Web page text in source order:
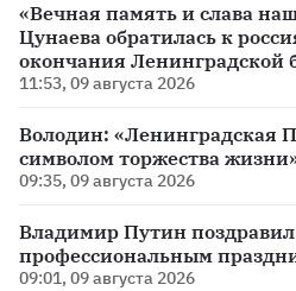
«Вечная память и слава
Цунаева обратилась к
окончания Ленинградской
11:53, 09 августа 2026
Володин: «Ленинградская
символом торжества
09:35, 09 августа 2026
Владимир Путин поздравил
профессиональным
09:01, 09 августа 2026